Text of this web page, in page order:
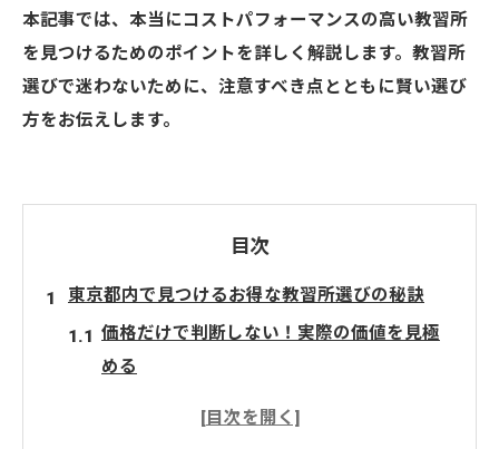
本記事では、本当にコストパフォーマンスの高い教習所
を見つけるためのポイントを詳しく解説します。教習所
選びで迷わないために、注意すべき点とともに賢い選び
方をお伝えします。
目次
東京都内で見つけるお得な教習所選びの秘訣
価格だけで判断しない！実際の価値を見極
める
自分のスケジュールに合うプランを選ぼう